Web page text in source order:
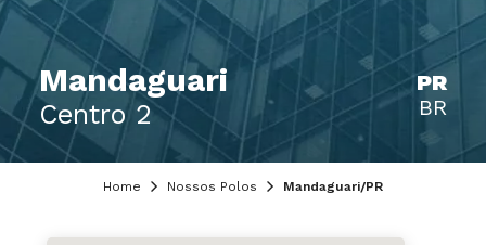
Mandaguari
Centro 2
PR
BR
Home Nossos Polos Mandaguari/PR